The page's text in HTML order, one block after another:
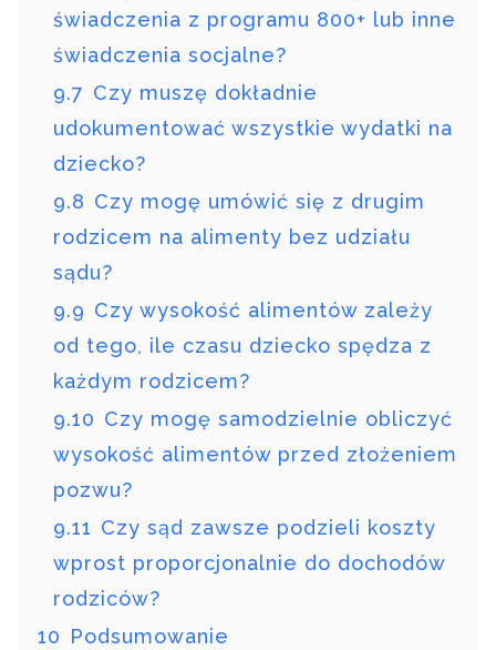
świadczenia z programu 800+ lub inne
świadczenia socjalne?
9.7 Czy muszę dokładnie
udokumentować wszystkie wydatki na
dziecko?
9.8 Czy mogę umówić się z drugim
rodzicem na alimenty bez udziału
sądu?
9.9 Czy wysokość alimentów zależy
od tego, ile czasu dziecko spędza z
każdym rodzicem?
9.10 Czy mogę samodzielnie obliczyć
wysokość alimentów przed złożeniem
pozwu?
9.11 Czy sąd zawsze podzieli koszty
wprost proporcjonalnie do dochodów
rodziców?
10 Podsumowanie